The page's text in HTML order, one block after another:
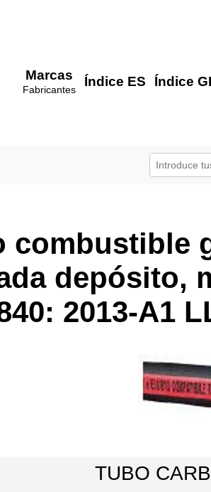
Marcas
Fabricantes
Índice ES Índice
combustible
depósito,
2013-A1
TUBO